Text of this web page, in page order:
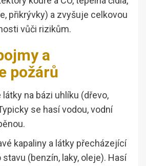
přikrývky) a zvyšuje celkovou
vůči rizikům.
a
požárů
látky na bázi uhlíku (dřevo,
se hasí vodou, vodní
kapaliny a látky přecházející
stavu (benzín, laky, oleje). Hasí